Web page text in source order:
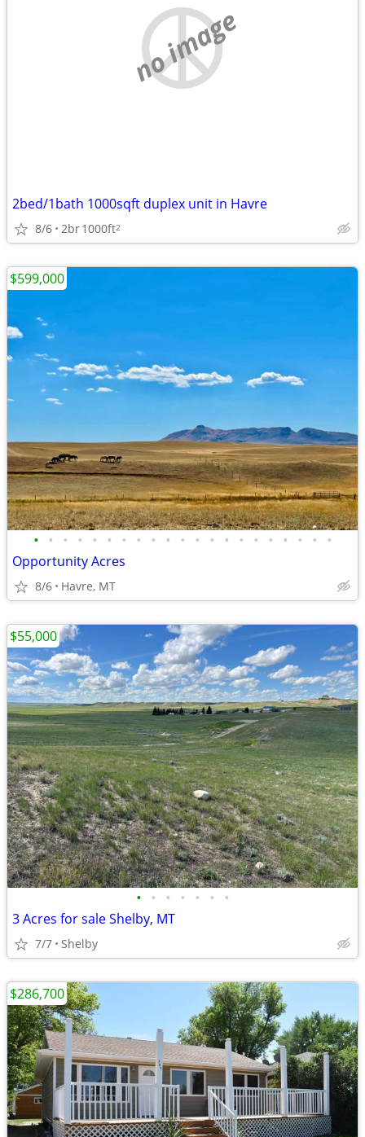
no image
2bed/1bath 1000sqft duplex unit in Havre
8/6 2br1000ft2
• • • • • • • • • • • • • • • • • • • • •
Opportunity Acres
8/6 Havre, MT
$599,000
• • • • • • •
3 Acres for sale Shelby, MT
7/7 Shelby
$55,000
$286,700